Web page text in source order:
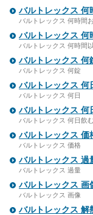
バルトレックス 何
バルトレックス 何時間
バルトレックス 何
バルトレックス 何時間
バルトレックス 何
バルトレックス 何錠
バルトレックス 何
バルトレックス 何日
バルトレックス 何
バルトレックス 何日飲
バルトレックス 価
バルトレックス 価格
バルトレックス 過
バルトレックス 過量
バルトレックス 画
バルトレックス 画像
バルトレックス 解